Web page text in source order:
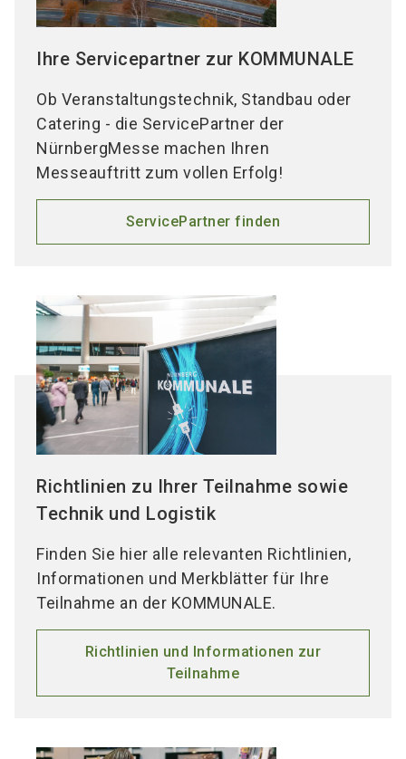
Ihre Servicepartner zur KOMMUNALE
Ob Veranstaltungstechnik, Standbau oder
Catering - die ServicePartner der
NürnbergMesse machen Ihren
Messeauftritt zum vollen Erfolg!
ServicePartner finden
Richtlinien zu Ihrer Teilnahme sowie
Technik und Logistik
Finden Sie hier alle relevanten Richtlinien,
Informationen und Merkblätter für Ihre
Teilnahme an der KOMMUNALE.
Richtlinien und Informationen zur
Teilnahme